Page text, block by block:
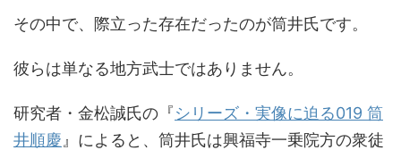
その中で、際立った存在だったのが筒井氏です。
彼らは単なる地方武士ではありません。
研究者・金松誠氏の『シリーズ・実像に迫る019 筒
井順慶 』によると、筒井氏は興福寺一乗院方の衆徒